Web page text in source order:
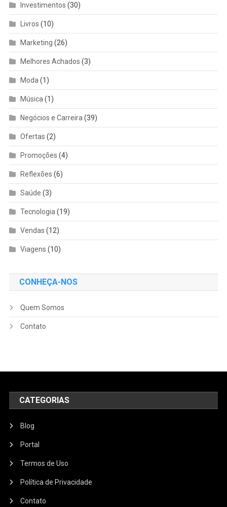
Investimentos (30)
Livros (10)
Marketing (26)
Melhores Achados (3)
Moda (1)
Música (1)
Negócios e Carreira (39)
Ofertas (2)
Promoções (4)
Reflexões (6)
Saúde (3)
Tecnologia (19)
Vendas (12)
Viagens (10)
CONHEÇA-NOS
Quem Somos
Contato
CATEGORIAS
Blog
Portal
Termos de Uso
Política de Privacidade
Contato